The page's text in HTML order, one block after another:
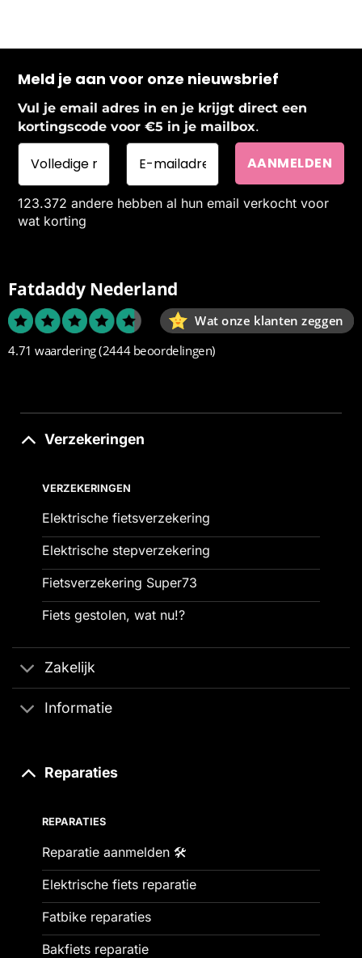
Meld je aan voor onze nieuwsbrief
Vul je email adres in en je krijgt direct een
kortingscode voor €5 in je mailbox.
123.372 andere hebben al hun email verkocht voor
wat korting
Fatdaddy Nederland
Wat onze klanten zeggen
4.71 waardering(2444 beoordelingen)
Verzekeringen
VERZEKERINGEN
Elektrische fietsverzekering
Elektrische stepverzekering
Fietsverzekering Super73
Fiets gestolen, wat nu!?
Zakelijk
Informatie
Reparaties
REPARATIES
Reparatie aanmelden 🛠️
Elektrische fiets reparatie
Fatbike reparaties
Bakfiets reparatie